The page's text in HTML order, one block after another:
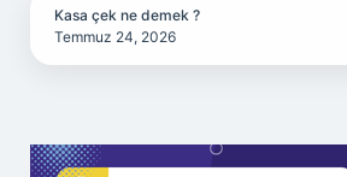
Kasa çek ne demek ?
Temmuz 24, 2026